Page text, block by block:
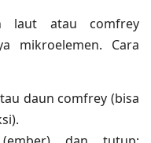
laut atau comfrey
mikroelemen. Cara
daun comfrey (bisa